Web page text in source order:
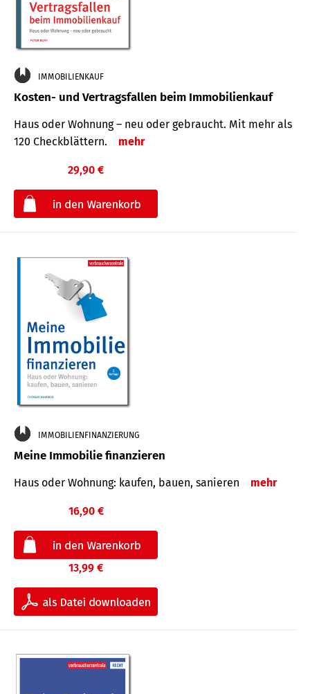
IMMOBILIENKAUF
Kosten- und Vertragsfallen beim Immobilienkauf
Haus oder Wohnung – neu oder gebraucht. Mit mehr als
120 Check­blättern.
mehr
29,90 €
IMMOBILIENFINANZIERUNG
Meine Immobilie finanzieren
Haus oder Wohnung: kaufen, bauen, sanieren mehr
16,90 €
13,99 €